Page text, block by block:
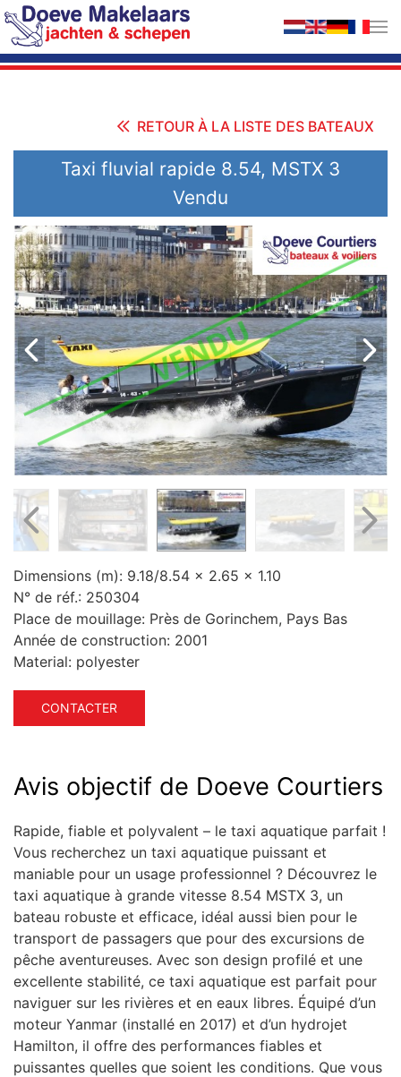
Accéder au contenu principal
RETOUR À LA LISTE DES BATEAUX
Taxi fluvial rapide 8.54, MSTX 3
Vendu
Dimensions (m): 9.18/8.54 x 2.65 x 1.10
N° de réf.: 250304
Place de mouillage: Près de Gorinchem, Pays Bas
Année de construction: 2001
Material: polyester
CONTACTER
Avis objectif de Doeve Courtiers
Rapide, fiable et polyvalent – le taxi aquatique parfait !
Vous recherchez un taxi aquatique puissant et
maniable pour un usage professionnel ? Découvrez le
taxi aquatique à grande vitesse 8.54 MSTX 3, un
bateau robuste et efficace, idéal aussi bien pour le
transport de passagers que pour des excursions de
pêche aventureuses. Avec son design profilé et une
excellente stabilité, ce taxi aquatique est parfait pour
naviguer sur les rivières et en eaux libres. Équipé d’un
moteur Yanmar (installé en 2017) et d’un hydrojet
Hamilton, il offre des performances fiables et
puissantes quelles que soient les conditions. Que vous